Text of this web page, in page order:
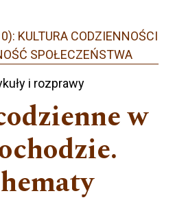
KULTURA CODZIENNOŚCI
SPOŁECZEŃSTWA
i rozprawy
w